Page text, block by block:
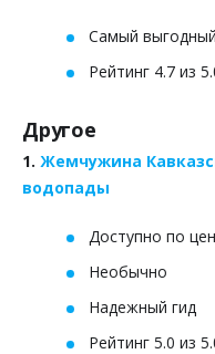
Самый
Рейтинг 4.7 из
Другое
1. Жемчужина
водопады
Доступно по
Необычно
Надежный гид
Рейтинг 5.0 из